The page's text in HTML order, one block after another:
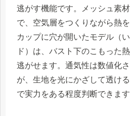
逃がす機能です。メッシュ素
で、空気層をつくりながら熱を
カップに穴が開いたモデル（
ド）は、バスト下のこもった
逃がせます。通気性は数値化
が、生地を光にかざして透け
で実力をある程度判断できます